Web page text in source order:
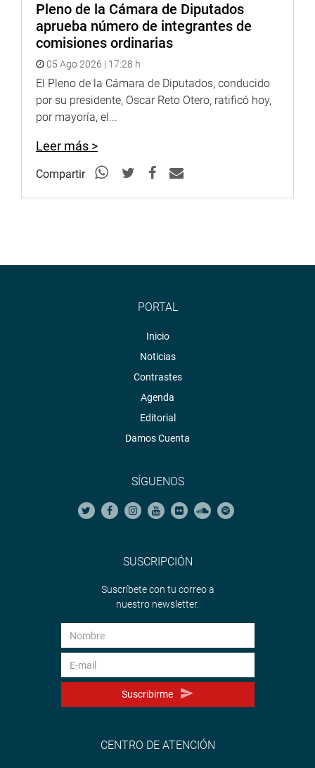
Pleno de la Cámara de Diputados
aprueba número de integrantes de
comisiones ordinarias
05 Ago 2026 | 17:28 h
El Pleno de la Cámara de Diputados, conducido
por su presidente, Oscar Reto Otero, ratificó hoy,
por mayoría, el...
Leer más >
Compartir
PORTAL
Inicio
Noticias
Contrastes
Agenda
Editorial
Damos Cuenta
SÍGUENOS
SUSCRIPCIÓN
Suscríbete con tu correo a
nuestro newsletter.
Suscribirme
CENTRO DE ATENCIÓN